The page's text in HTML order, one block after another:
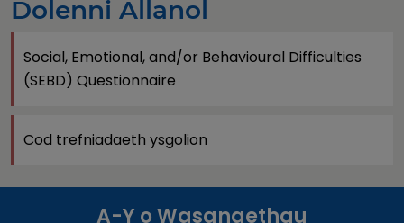
Dolenni Allanol
Social, Emotional, and/or Behavioural Difficulties
(SEBD) Questionnaire
Cod trefniadaeth ysgolion
A-Y o Wasanaethau